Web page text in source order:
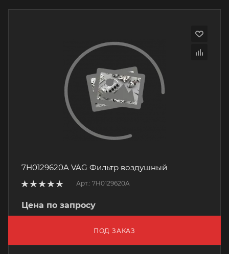
7H0129620A VAG Фильтр воздушный
Арт.: 7H0129620A
Цена по запросу
ПОД ЗАКАЗ